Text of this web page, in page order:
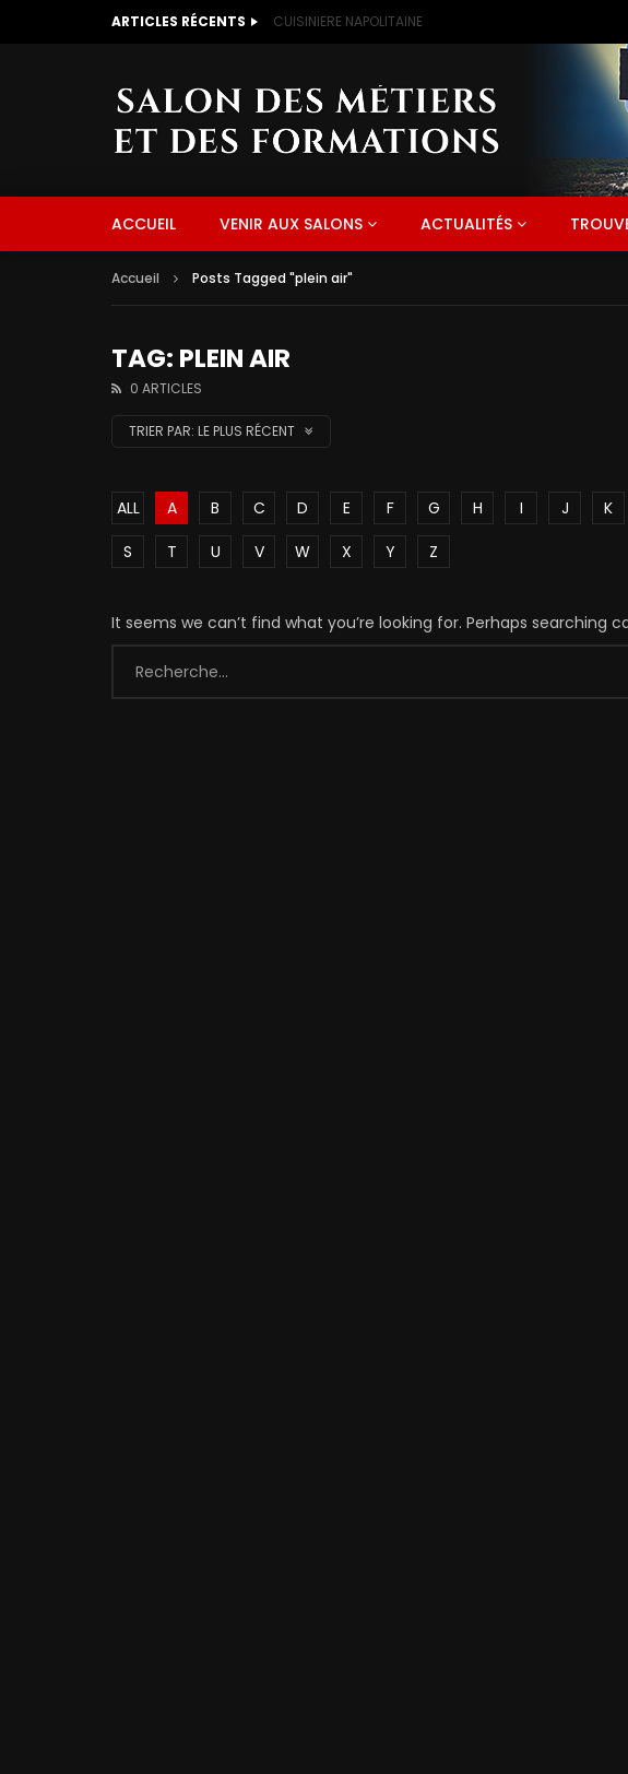
ARTICLES RÉCENTS CUISINIERE NAPOLITAINE
ACCUEIL VENIR AUX SALONS ACTUALITÉS
Accueil Posts Tagged "plein air"
TAG: PLEIN AIR
0 ARTICLES
TRIER PAR: LE PLUS RÉCENT
ALL A B C D E F G H I J K
S
T U V W X Y Z
It seems we can’t find what you’re looking for. Perhaps searching